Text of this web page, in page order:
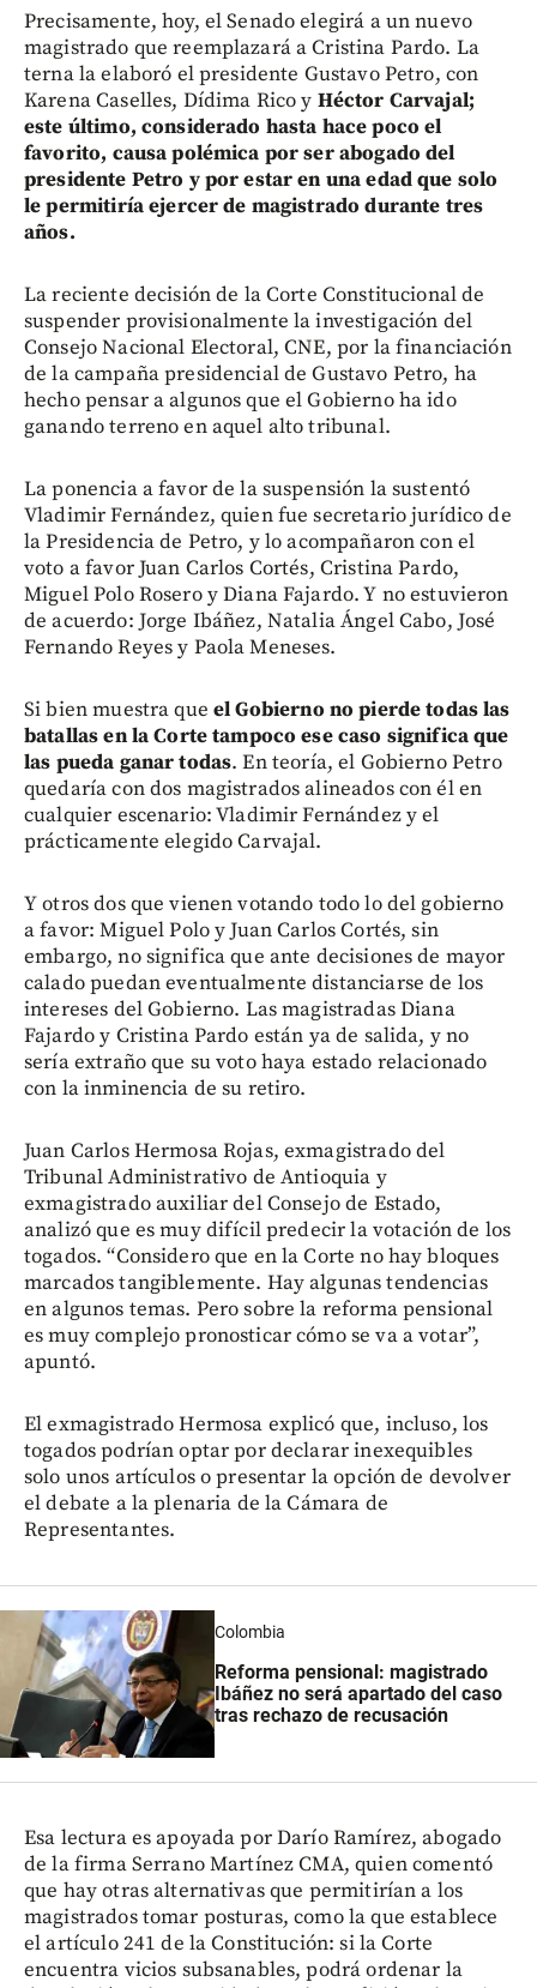
Precisamente, hoy, el Senado elegirá a un nuevo
magistrado que reemplazará a Cristina Pardo. La
terna la elaboró el presidente Gustavo Petro, con
Karena Caselles, Dídima Rico y Héctor Carvajal;
este último, considerado hasta hace poco el
favorito, causa polémica por ser abogado del
presidente Petro y por estar en una edad que solo
le permitiría ejercer de magistrado durante tres
años.
La reciente decisión de la Corte Constitucional de
suspender provisionalmente la investigación del
Consejo Nacional Electoral, CNE, por la financiación
de la campaña presidencial de Gustavo Petro, ha
hecho pensar a algunos que el Gobierno ha ido
ganando terreno en aquel alto tribunal.
La ponencia a favor de la suspensión la sustentó
Vladimir Fernández, quien fue secretario jurídico de
la Presidencia de Petro, y lo acompañaron con el
voto a favor Juan Carlos Cortés, Cristina Pardo,
Miguel Polo Rosero y Diana Fajardo. Y no estuvieron
de acuerdo: Jorge Ibáñez, Natalia Ángel Cabo, José
Fernando Reyes y Paola Meneses.
Si bien muestra que el Gobierno no pierde todas las
batallas en la Corte tampoco ese caso significa que
las pueda ganar todas. En teoría, el Gobierno Petro
quedaría con dos magistrados alineados con él en
cualquier escenario: Vladimir Fernández y el
prácticamente elegido Carvajal.
Y otros dos que vienen votando todo lo del gobierno
a favor: Miguel Polo y Juan Carlos Cortés, sin
embargo, no significa que ante decisiones de mayor
calado puedan eventualmente distanciarse de los
intereses del Gobierno. Las magistradas Diana
Fajardo y Cristina Pardo están ya de salida, y no
sería extraño que su voto haya estado relacionado
con la inminencia de su retiro.
Juan Carlos Hermosa Rojas, exmagistrado del
Tribunal Administrativo de Antioquia y
exmagistrado auxiliar del Consejo de Estado,
analizó que es muy difícil predecir la votación de los
togados. “Considero que en la Corte no hay bloques
marcados tangiblemente. Hay algunas tendencias
en algunos temas. Pero sobre la reforma pensional
es muy complejo pronosticar cómo se va a votar”,
apuntó.
El exmagistrado Hermosa explicó que, incluso, los
togados podrían optar por declarar inexequibles
solo unos artículos o presentar la opción de devolver
el debate a la plenaria de la Cámara de
Representantes.
Colombia
Reforma pensional: magistrado
Ibáñez no será apartado del caso
tras rechazo de recusación
Esa lectura es apoyada por Darío Ramírez, abogado
de la firma Serrano Martínez CMA, quien comentó
que hay otras alternativas que permitirían a los
magistrados tomar posturas, como la que establece
el artículo 241 de la Constitución: si la Corte
encuentra vicios subsanables, podrá ordenar la